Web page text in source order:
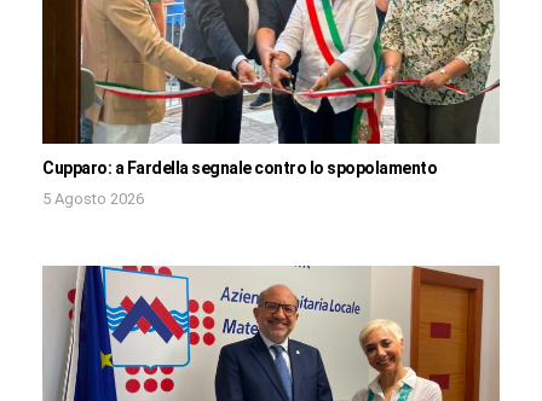
Cupparo: a Fardella segnale contro lo spopolamento
5 Agosto 2026